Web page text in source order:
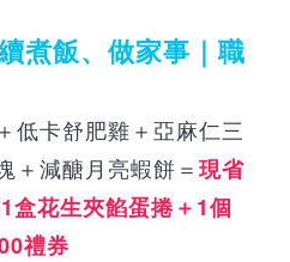
煮飯、做家事｜職
低卡舒肥雞＋亞麻仁三
＋減醣月亮蝦餅＝現省
盒花生夾餡蛋捲＋1個
禮券